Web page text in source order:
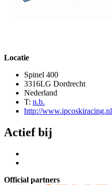
Locatie
Spinel 400
3316LG Dordrecht
Nederland
T: n.b.
http://www.ipcoskiracing.nl
Actief bij
Official partners